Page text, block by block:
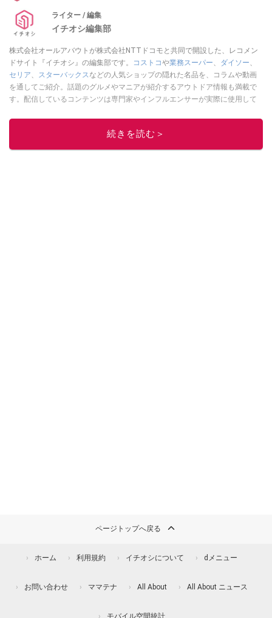
ライター / 編集
イチオシ編集部
株式会社オールアバウトが株式会社NTTドコモと共同で開設した、レコメン
ドサイト『イチオシ』の編集部です。
コストコや業務スーパー、 ダイソー、
セリア、 スターバックスなどの人気ショップの隠れた名品を、コラムや動画
を通してご紹介。話題のグルメやマニアが紹介するアウトドア情報も満載で
す。配信しているコンテンツは専門家やインフルエンサーが実際に使用して
ニュースでフォロー
続きを読む＞
ページトップへ戻る
ホーム 利用規約 イチオシについて dメニュー
お問い合わせ ママテナ All About All About ニュース
モバイル空間統計